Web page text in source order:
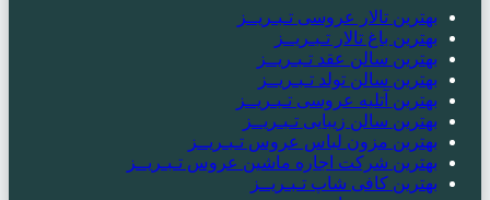
بهترین تالار عروسی تـبـریــز
بهترین باغ تالار تـبـریــز
بهترین سالن عقد تـبـریــز
بهترین سالن تولد تـبـریــز
بهترین آتلیه عروسی تـبـریــز
بهترین سالن زیبایی تـبـریــز
بهترین مزون لباس عروس تـبـریــز
بهترین شرکت اجاره ماشین عروس تـبـریــز
بهترین کافی شاپ تـبـریــز